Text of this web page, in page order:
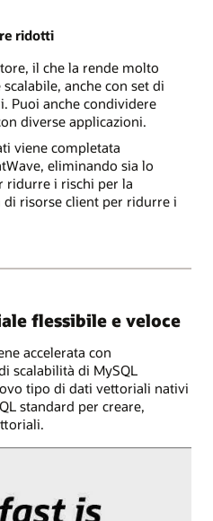
ridotti
il che la rende molto
anche con set di
Puoi anche condividere
diverse applicazioni.
viene completata
eliminando sia lo
ridurre i rischi per la
di risorse client per ridurre i
flessibile e veloce
accelerata con
scalabilità di MySQL
tipo di dati vettoriali nativi
standard per creare,